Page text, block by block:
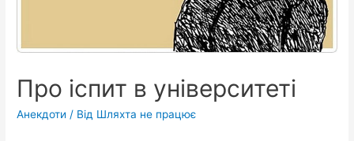
Про іспит в університеті
Анекдоти / Від Шляхта не працює